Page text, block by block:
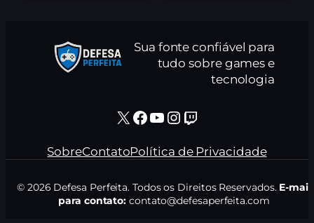
Sua fonte confiável para
tudo sobre games e
tecnologia
X Facebook Youtube Instagram Twitch
SobreContatoPolítica de Privacidade
© 2026 Defesa Perfeita. Todos os Direitos Reservados. E-mail
para contato: contato@defesaperfeita.com